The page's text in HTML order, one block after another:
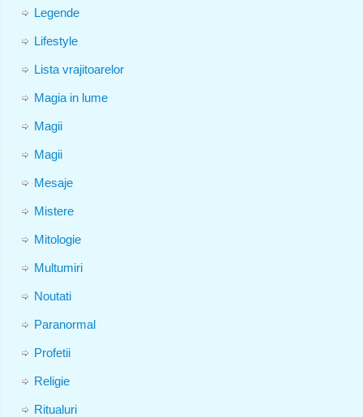
Legende
Lifestyle
Lista vrajitoarelor
Magia in lume
Magii
Magii
Mesaje
Mistere
Mitologie
Multumiri
Noutati
Paranormal
Profetii
Religie
Ritualuri